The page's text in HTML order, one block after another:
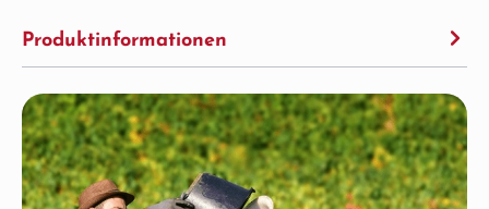
Produktinformationen